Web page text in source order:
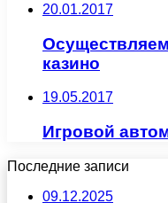
20.01.2017
казино
19.05.2017
Игровой
Последние записи
09.12.2025